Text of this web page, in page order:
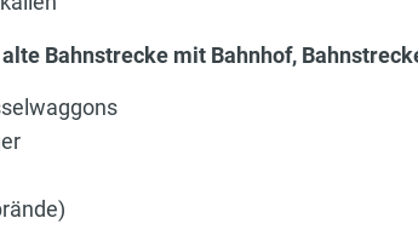
Bahnstrecke mit Bahnhof,